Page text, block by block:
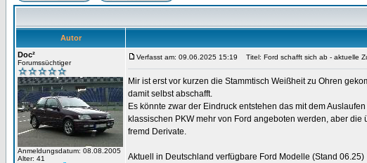
Autor
Doc²
Forumssüchtiger
Anmeldungsdatum: 08.08.2005
Alter: 41
Verfasst am: 09.06.2025 15:19 Titel: Ford schafft sich ab - aktuelle
Mir ist erst vor kurzen die Stammtisch Weißheit zu Ohren
damit selbst abschafft.
Es könnte zwar der Eindruck entstehen das mit dem
klassischen PKW mehr von Ford angeboten werden, aber
fremd Derivate.
Aktuell in Deutschland verfügbare Ford Modelle (Stand 06.25)